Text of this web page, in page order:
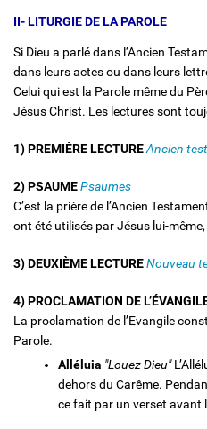
II- LITURGIE DE LA PAROLE
Si Dieu a parlé dans l’Ancien
dans leurs actes ou dans leurs
Celui qui est la Parole même du
Jésus Christ. Les lectures sont
1) PREMIÈRE LECTUREAncien
2) PSAUMEPsaumes
C’est la prière de l’Ancien
ont été utilisés par Jésus lui-
3) DEUXIÈME LECTURENouveau
4) PROCLAMATION DE
La proclamation de l’Evangile
Parole.
Alléluia "Louez Dieu"
dehors du Carême.
ce fait par un verset avant